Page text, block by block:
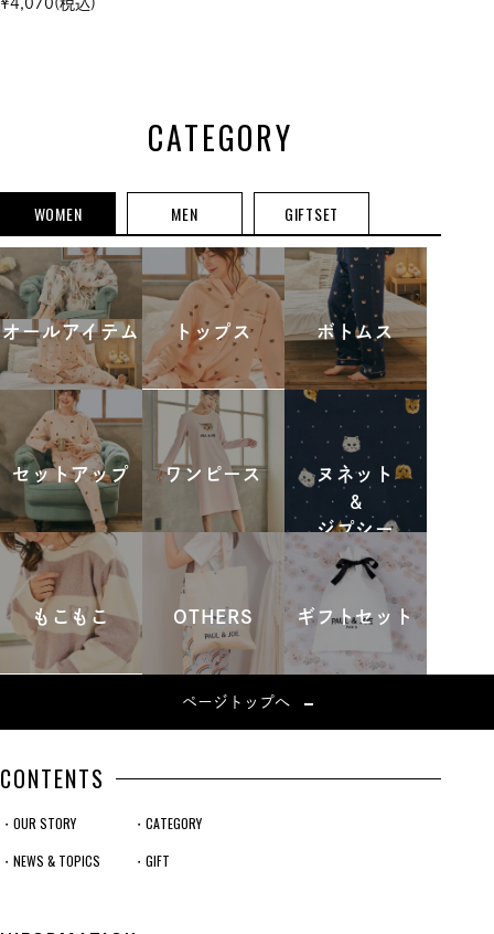
CATEGORY
WOMEN MEN GIFTSET
オールアイテム トップス ボトムス
セットアップ ワンピース
ヌネット
&
ジプシー
もこもこ OTHERS ギフトセット
ページトップへ
CONTENTS
・OUR STORY
・NEWS & TOPICS
・CATEGORY
・GIFT